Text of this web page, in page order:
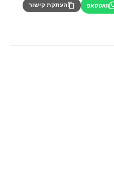
וואטסאפ העתקת קישור